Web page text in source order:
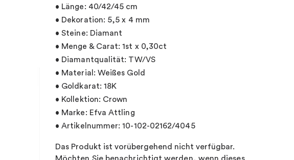
• Länge: 40/42/45 cm
• Dekoration: 5,5 x 4 mm
• Steine: Diamant
• Menge & Carat: 1st x 0,30ct
• Diamantqualität: TW/VS
• Material: Weißes Gold
• Goldkarat: 18K
• Kollektion: Crown
• Marke: Efva Attling
• Artikelnummer: 10-102-02162/4045
Das Produkt ist vorübergehend nicht verfügbar.